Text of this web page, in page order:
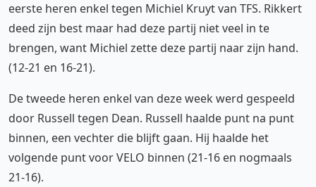
eerste heren enkel tegen Michiel Kruyt van TFS. Rikkert
deed zijn best maar had deze partij niet veel in te
brengen, want Michiel zette deze partij naar zijn hand.
(12-21 en 16-21).
De tweede heren enkel van deze week werd gespeeld
door Russell tegen Dean. Russell haalde punt na punt
binnen, een vechter die blijft gaan. Hij haalde het
volgende punt voor VELO binnen (21-16 en nogmaals
21-16).